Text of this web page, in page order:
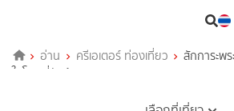
อ่าน ครีเอเตอร์ ท่องเที่ยว
สักการะพ
ในโลก ที่วัดบ้านหงาว จ.ระนอง